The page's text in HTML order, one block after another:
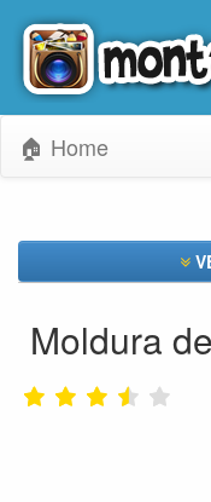
🏠 Home
Moldura